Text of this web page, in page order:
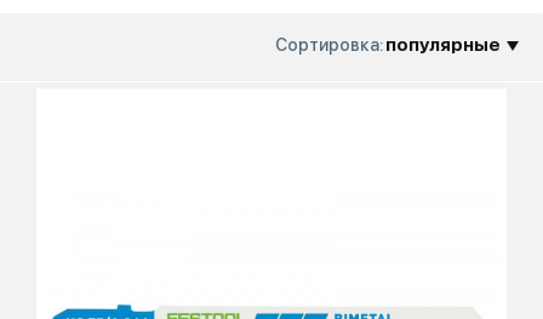
Сортировка:популярные